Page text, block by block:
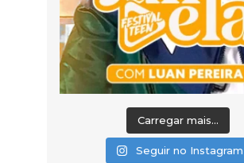
Carregar mais...
Seguir no Instagram